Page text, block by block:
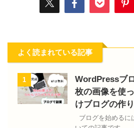
よく読まれている記事
1
WordPressブ
枚の画像を使
けブログの作り
ブログを始めるに